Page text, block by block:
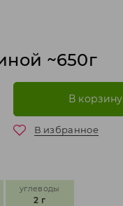
~650г
В корзину
В избранное
углеводы
2 г